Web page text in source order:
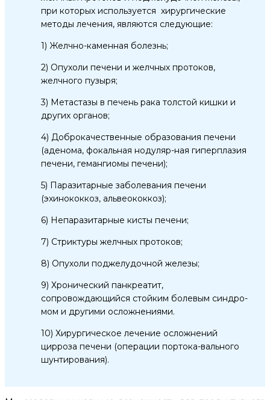
при которых используется хирургические
методы лечения, являются следующие:
1) Желчно-каменная болезнь;
2) Опухоли печени и желчных протоков,
желчного пузыря;
3) Метастазы в печень рака толстой кишки и
других органов;
4) Доброкачественные образования печени
(аденома, фокальная нодуляр-ная гиперплазия
печени, гемангиомы печени);
5) Паразитарные заболевания печени
(эхинококкоз, альвеококкоз);
6) Непаразитарные кисты печени;
7) Стриктуры желчных протоков;
8) Опухоли поджелудочной железы;
9) Хронический панкреатит,
сопровождающийся стойким болевым синдро-
мом и другими осложнениями.
10) Хирургическое лечение осложнений
цирроза печени (операции портока-вального
шунтирования).